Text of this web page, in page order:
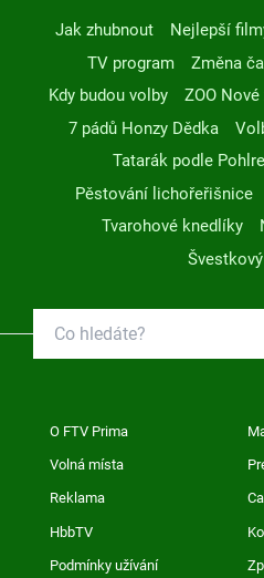
Jak zhubnout Nejlepší
TV program
Změna
Kdy budou volby
ZOO
7 pádů Honzy Dědka
Tatarák podle
Pěstování lichořeřišnice
Tvarohové knedlíky
O FTV Prima
Volná místa
Reklama
HbbTV
Podmínky užívání